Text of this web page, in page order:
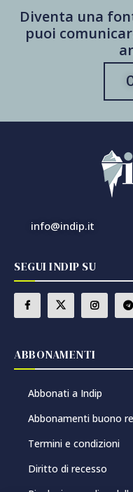
Diventa una
puoi
info@indip.it
SEGUI INDIP SU
ABBONAMENTI
Abbonati a Indip
Abbonamenti buono
Termini e condizioni
Diritto di recesso